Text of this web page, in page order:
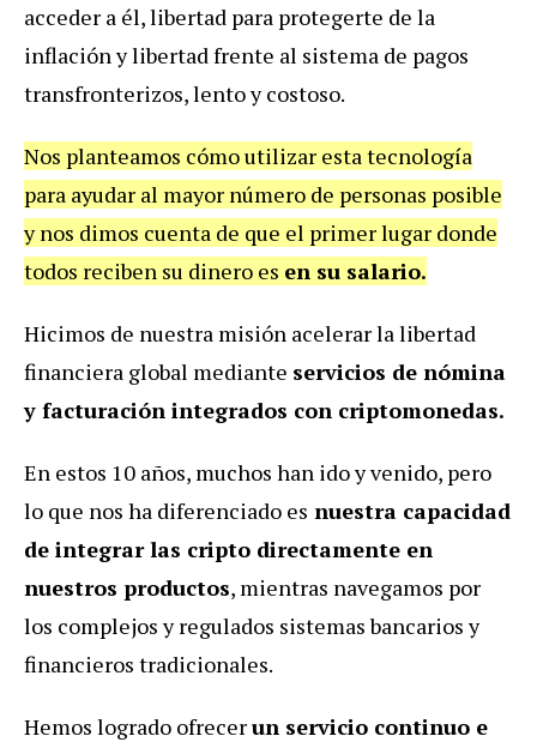
acceder a él, libertad para protegerte de la
inflación y libertad frente al sistema de pagos
transfronterizos, lento y costoso.
Nos planteamos cómo utilizar esta tecnología
para ayudar al mayor número de personas posible
y nos dimos cuenta de que el primer lugar donde
todos reciben su dinero es en su salario.
Hicimos de nuestra misión acelerar la libertad
financiera global mediante servicios de nómina
y facturación integrados con criptomonedas.
En estos 10 años, muchos han ido y venido, pero
lo que nos ha diferenciado es nuestra capacidad
de integrar las cripto directamente en
nuestros productos, mientras navegamos por
los complejos y regulados sistemas bancarios y
financieros tradicionales.
Hemos logrado ofrecerun servicio continuo e